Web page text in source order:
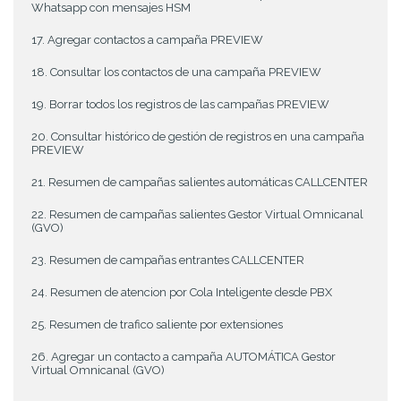
Whatsapp con mensajes HSM
17. Agregar contactos a campaña PREVIEW
18. Consultar los contactos de una campaña PREVIEW
19. Borrar todos los registros de las campañas PREVIEW
20. Consultar histórico de gestión de registros en una campaña
PREVIEW
21. Resumen de campañas salientes automáticas CALLCENTER
22. Resumen de campañas salientes Gestor Virtual Omnicanal
(GVO)
23. Resumen de campañas entrantes CALLCENTER
24. Resumen de atencion por Cola Inteligente desde PBX
25. Resumen de trafico saliente por extensiones
26. Agregar un contacto a campaña AUTOMÁTICA Gestor
Virtual Omnicanal (GVO)